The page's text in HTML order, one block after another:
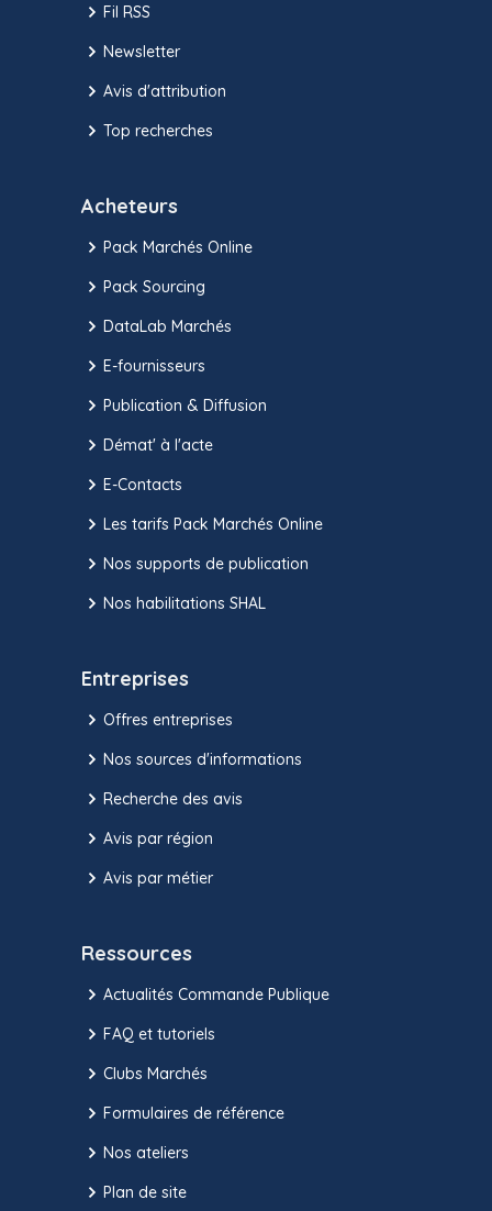
Fil RSS
Newsletter
Avis d'attribution
Top recherches
Acheteurs
Pack Marchés Online
Pack Sourcing
DataLab Marchés
E-fournisseurs
Publication & Diffusion
Démat' à l'acte
E-Contacts
Les tarifs Pack Marchés Online
Nos supports de publication
Nos habilitations SHAL
Entreprises
Offres entreprises
Nos sources d'informations
Recherche des avis
Avis par région
Avis par métier
Ressources
Actualités Commande Publique
FAQ et tutoriels
Clubs Marchés
Formulaires de référence
Nos ateliers
Plan de site